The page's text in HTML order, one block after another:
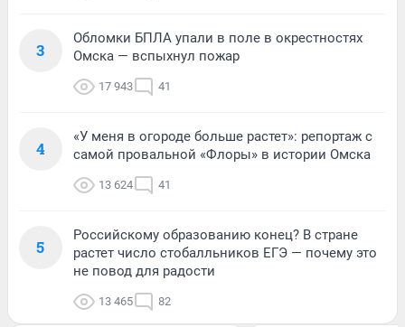
3
Обломки БПЛА упали в поле в окрестностях
Омска — вспыхнул пожар
17 943 41
4
«У меня в огороде больше растет»: репортаж с
самой провальной «Флоры» в истории Омска
13 624 41
5
Российскому образованию конец? В стране
растет число стобалльников ЕГЭ — почему это
не повод для радости
13 465 82